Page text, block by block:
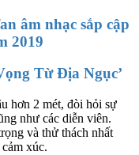
âm nhạc sắp cập
2019
Từ Địa Ngục’
hơn 2 mét, đòi hỏi sự
như các diễn viên.
và thử thách nhất
xúc.